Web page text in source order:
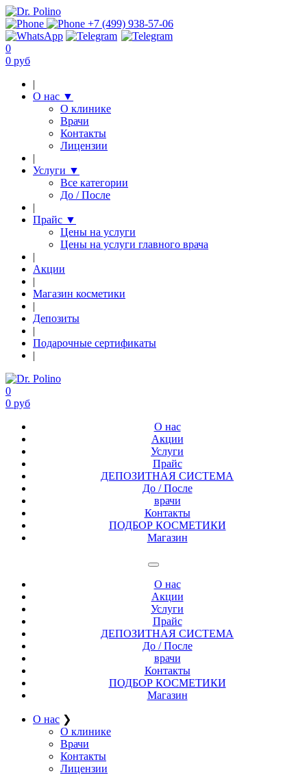
+7 (499) 938-57-06
0
0 руб
|
О нас ▼
О клинике
Врачи
Контакты
Лицензии
|
Услуги ▼
Все категории
До / После
|
Прайс ▼
Цены на услуги
Цены на услуги главного врача
|
Акции
|
Магазин косметики
|
Депозиты
|
Подарочные сертификаты
|
0
0 руб
О нас
Акции
Услуги
Прайс
ДЕПОЗИТНАЯ СИСТЕМА
До / После
врачи
Контакты
ПОДБОР КОСМЕТИКИ
Магазин
О нас
Акции
Услуги
Прайс
ДЕПОЗИТНАЯ СИСТЕМА
До / После
врачи
Контакты
ПОДБОР КОСМЕТИКИ
Магазин
О нас ❯
О клинике
Врачи
Контакты
Лицензии